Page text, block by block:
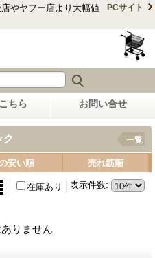
やヤフー店より大幅値
PCサイト
ちら お問い合せ
ク 一覧
安い順 売れ筋順
表示件数:
在庫あり
りません